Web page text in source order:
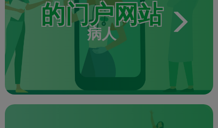
的门户网站
病人